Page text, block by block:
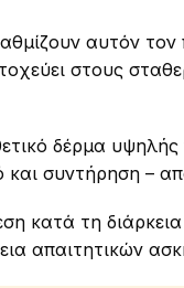
αυτόν
στους
δέρμα
συντήρηση –
κατά τη
απαιτητικών